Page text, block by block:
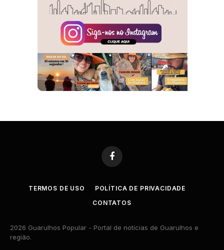
Facebook
TERMOS DE USO
POLÍTICA DE PRIVACIDADE
CONTATOS
2026 Guarulhos Popular - Portal de notícias de Guarulhos e
região.